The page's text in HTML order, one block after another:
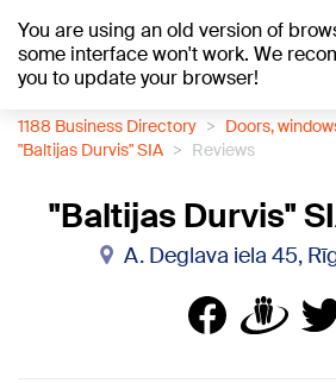
You are using an old version of
some interface won't work. We
you to update your browser!
+20°C
1188 Business Directory
Doors,
"Baltijas Durvis" SIA
Reviews
"Baltijas Durvis"
A. Deglava iela 45,